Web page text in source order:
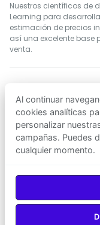
Nuestros científicos de
Learning para
estimación de precios
así una excelente base
venta.
App
© 2026Agenz
Al continuar
cookies analíticas
personalizar
campañas. Puedes
cualquier momento.